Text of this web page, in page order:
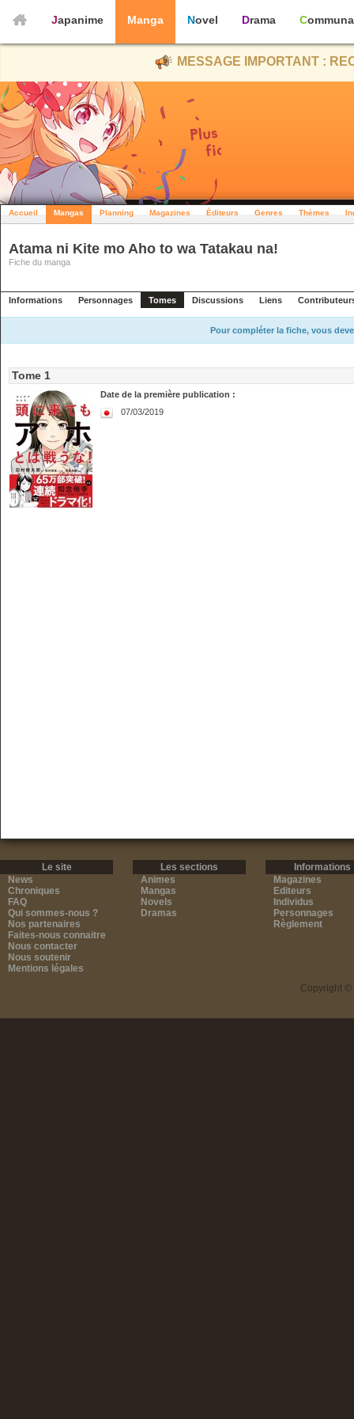
Japanime Manga Novel Drama
MESSAGE IMPORTANT :
Accueil Mangas Planning Magazines Éditeurs Genres Thèmes
Atama ni Kite mo Aho to wa Tatakau na!
Fiche du manga
Informations Personnages Tomes Discussions Liens
Pour compléter la fiche, vous
Tome 1
Date de la première publication :
07/03/2019
Le site
News
Chroniques
FAQ
Qui sommes-nous ?
Nos partenaires
Faites-nous connaitre
Nous contacter
Nous soutenir
Mentions légales
Les sections
Animes
Mangas
Novels
Dramas
Informations
Magazines
Editeurs
Individus
Personnages
Règlement
Copyright ©